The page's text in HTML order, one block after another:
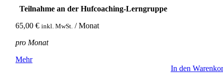
Teilnahme an der Hufcoaching-Lerngruppe
65,00€ inkl. MwSt. / Monat
pro Monat
Mehr
In den